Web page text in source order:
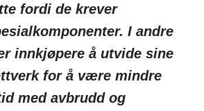
fordi de krever
I andre
innkjøpere å utvide sine
for å være mindre
med avbrudd og